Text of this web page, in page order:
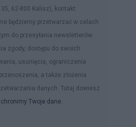
62-800 Kalisz), kontakt:
będziemy przetwarzać w celach
do przesyłania newsletterów.
zgody, dostępu do swoich
usunięcia, ograniczenia
a także złożenia
danych. Tutaj dowiesz
chronimy Twoje dane.